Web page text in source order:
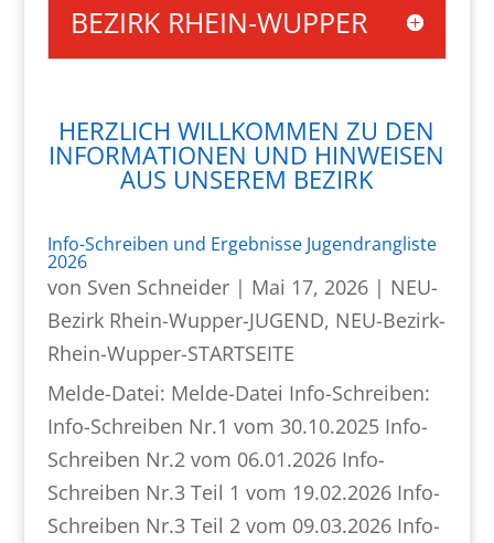
BEZIRK RHEIN-WUPPER
HERZLICH WILLKOMMEN ZU DEN
INFORMATIONEN UND HINWEISEN
AUS UNSEREM BEZIRK
Info-Schreiben und Ergebnisse Jugendrangliste
2026
von Sven Schneider| Mai 17, 2026| NEU-
Bezirk Rhein-Wupper-JUGEND, NEU-Bezirk-
Rhein-Wupper-STARTSEITE
Melde-Datei: Melde-Datei Info-Schreiben:
Info-Schreiben Nr.1 vom 30.10.2025 Info-
Schreiben Nr.2 vom 06.01.2026 Info-
Schreiben Nr.3 Teil 1 vom 19.02.2026 Info-
Schreiben Nr.3 Teil 2 vom 09.03.2026 Info-